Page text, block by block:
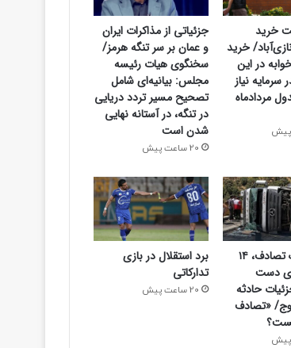
خرید
خرید
۲ خوابه در این
نیاز
مردادماه
جزئیاتی از مذاکرات ایران
و عمان بر سر تنگه هرمز/
سخنگوی هیات رئیسه
مجلس: بیانیه‌ای شامل
تصحیح مسیر تردد دریایی
در تنگه، در آستانه نهایی
شدن است
20 ساعت پیش
تماشای یک تصادف، ۱۴
دست
حادثه
«تصادف
برد استقلال در بازی
تدارکاتی
20 ساعت پیش